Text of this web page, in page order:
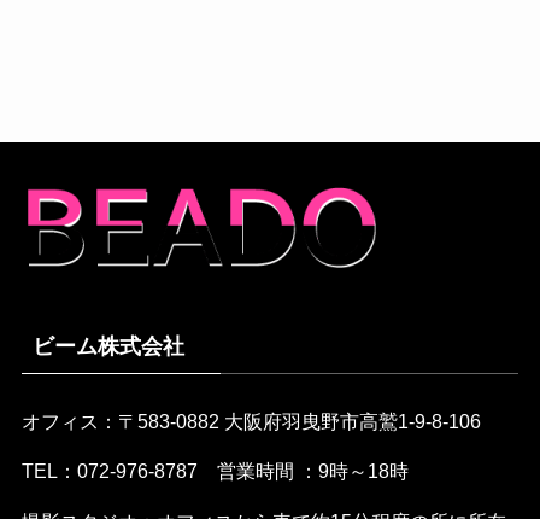
ビーム株式会社
オフィス：〒583-0882 大阪府羽曳野市高鷲1-9-8-106
TEL：072-976-8787 営業時間 ：9時～18時